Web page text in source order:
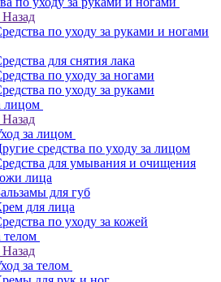
Назад
по уходу за руками и ногами
для снятия лака
по уходу за ногами
по уходу за руками
лицом
Назад
за лицом
средства по уходу за лицом
для умывания и очищения
лица
для губ
для лица
по уходу за кожей
телом
Назад
за телом